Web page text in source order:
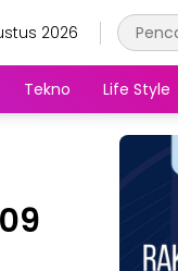
2026
Tekno Life Style